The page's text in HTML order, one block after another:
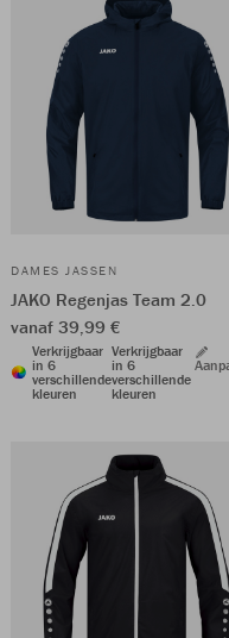
DAMES JASSEN
JAKO Regenjas Team 2.0
vanaf 39,99 €
Verkrijgbaar
in 6
verschillende
kleuren
Verkrijgbaar
in 6
verschillende
kleuren